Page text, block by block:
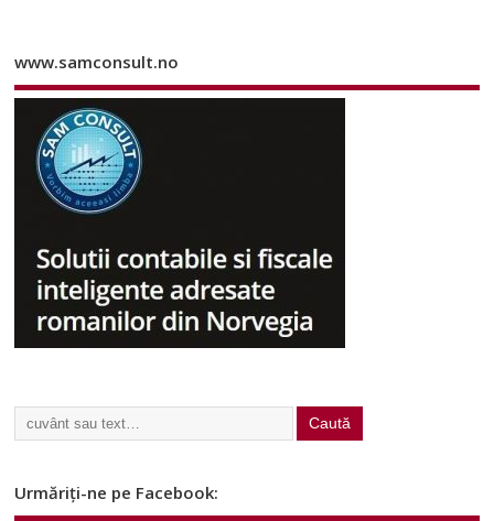
www.samconsult.no
Urmăriți-ne pe Facebook: